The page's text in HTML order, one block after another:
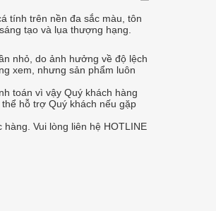
tính trên nền đa sắc màu, tôn
tạo và lụa thượng hạng.
nhỏ, do ảnh hưởng về độ lệch
xem, nhưng sản phẩm luôn
toán vì vậy Quý khách hàng
hỗ trợ Quý khách nếu gặp
Vui lòng liên hệ HOTLINE